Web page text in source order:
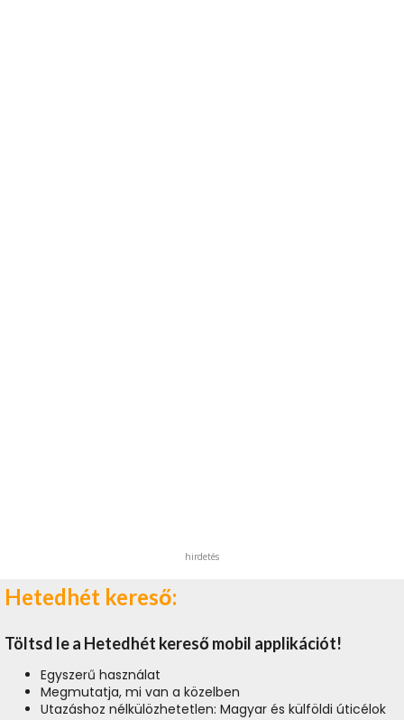
hirdetés
Hetedhét kereső:
Töltsd le a Hetedhét kereső mobil applikációt!
Egyszerű használat
Megmutatja, mi van a közelben
Utazáshoz nélkülözhetetlen: Magyar és külföldi úticélok